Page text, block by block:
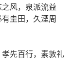
风，泉派流益
圭田，久湮周
先百行，素敦礼